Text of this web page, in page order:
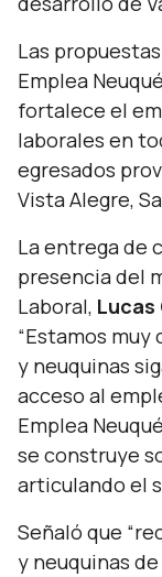
Las
Emplea
fortalece el
laborales en
egresados
Vista Alegre,
La entrega de
presencia del
Laboral,
“Estamos
y neuquinas
acceso al
Emplea
se construye
articulando el
Señaló que
y neuquinas